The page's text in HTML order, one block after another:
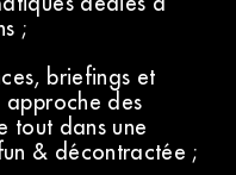
;
briefings et
approche des
tout dans une
& décontractée ;